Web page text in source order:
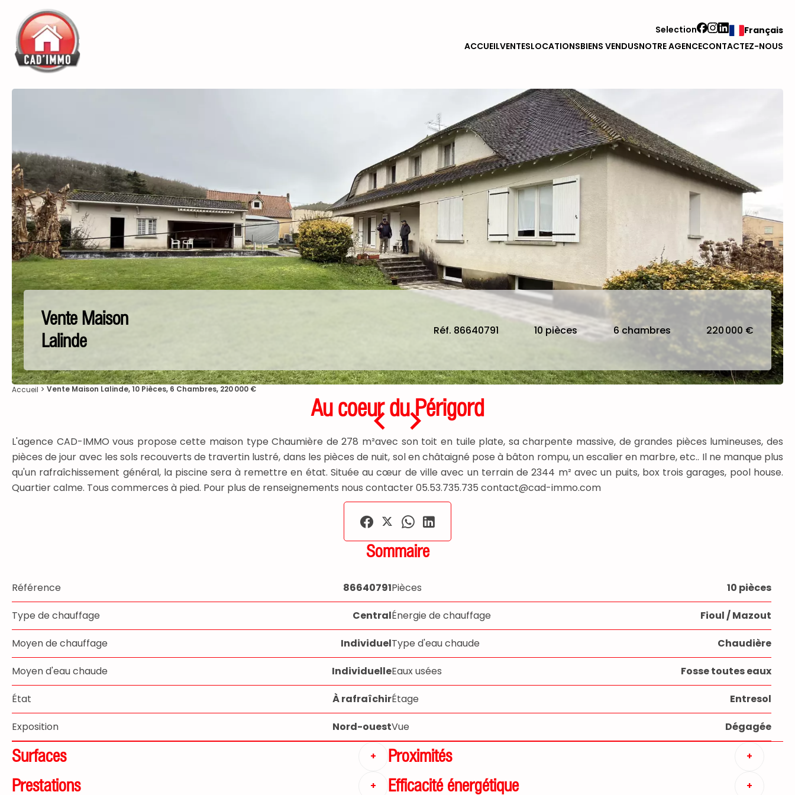
Selection
Français
ACCUEILVENTESLOCATIONSBIENS VENDUSNOTRE AGENCECONTACTEZ-NOUS
Vente Maison
Lalinde
Réf. 86640791 10 pièces 6 chambres 220 000 €
Accueil Vente Maison Lalinde, 10 Pièces, 6 Chambres, 220 000 €
Au coeur du Périgord
L'agence CAD-IMMO vous propose cette maison type Chaumière de 278 m²avec son toit en tuile plate, sa charpente massive, de grandes pièces lumineuses, des
pièces de jour avec les sols recouverts de travertin lustré, dans les pièces de nuit, sol en châtaigné pose à bâton rompu, un escalier en marbre, etc.. Il ne manque plus
qu'un rafraîchissement général, la piscine sera à remettre en état. Située au cœur de ville avec un terrain de 2344 m² avec un puits, box trois garages, pool house.
Quartier calme. Tous commerces à pied. Pour plus de renseignements nous contacter 05.53.735.735 contact@cad-immo.com
Sommaire
Référence 86640791Pièces 10 pièces
Type de chauffage CentralÉnergie de chauffage Fioul / Mazout
Moyen de chauffage IndividuelType d'eau chaude Chaudière
Moyen d'eau chaude IndividuelleEaux usées Fosse toutes eaux
État À rafraîchirÉtage Entresol
Exposition Nord-ouestVue Dégagée
Surfaces + Proximités +
Prestations + Efficacité énergétique +